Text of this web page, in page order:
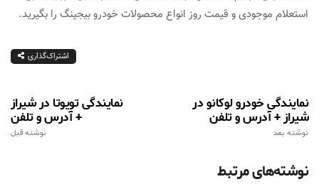
استعلام موجودی و قیمت روز انواع محصولات خودرو بیجینگ را بگیرید.
اشتراک‌گذاری
نمایندگی تویوتا در شیراز
+ آدرس و تلفن
نوشته قبل
نمایندگی خودرو لوکانو در
شیراز + آدرس و تلفن
نوشته بعد
نوشته‌های مرتبط